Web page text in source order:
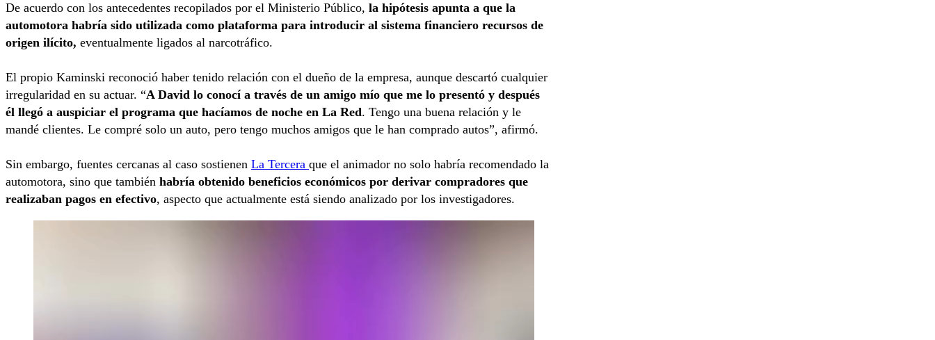
De acuerdo con los antecedentes recopilados por el Ministerio Público, la hipótesis apunta a que la
automotora habría sido utilizada como plataforma para introducir al sistema financiero recursos de
origen ilícito, eventualmente ligados al narcotráfico.
El propio Kaminski reconoció haber tenido relación con el dueño de la empresa, aunque descartó cualquier
irregularidad en su actuar. “A David lo conocí a través de un amigo mío que me lo presentó y después
él llegó a auspiciar el programa que hacíamos de noche en La Red. Tengo una buena relación y le
mandé clientes. Le compré solo un auto, pero tengo muchos amigos que le han comprado autos”, afirmó.
Sin embargo, fuentes cercanas al caso sostienen La Tercera que el animador no solo habría recomendado la
automotora, sino que también habría obtenido beneficios económicos por derivar compradores que
realizaban pagos en efectivo, aspecto que actualmente está siendo analizado por los investigadores.